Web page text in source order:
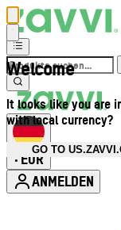
Welcome
It looks like you are
with local currency?
GO TO
• EUR
ANMELDEN